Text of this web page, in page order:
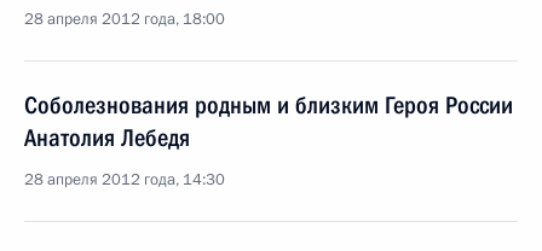
28 апреля 2012 года, 18:00
Соболезнования родным и близким Героя России
Анатолия Лебедя
28 апреля 2012 года, 14:30